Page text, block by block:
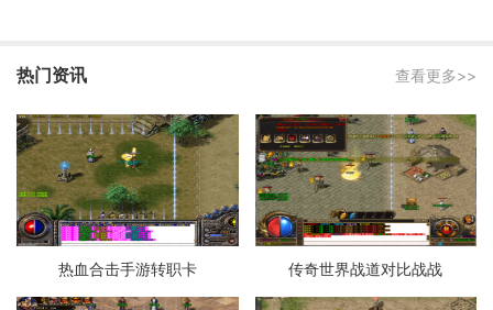
热门资讯 查看更多>>
热血合击手游转职卡 传奇世界战道对比战战